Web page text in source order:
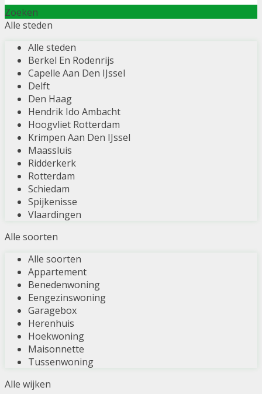
Zoeken
Alle steden
Alle steden
Berkel En Rodenrijs
Capelle Aan Den IJssel
Delft
Den Haag
Hendrik Ido Ambacht
Hoogvliet Rotterdam
Krimpen Aan Den IJssel
Maassluis
Ridderkerk
Rotterdam
Schiedam
Spijkenisse
Vlaardingen
Alle soorten
Alle soorten
Appartement
Benedenwoning
Eengezinswoning
Garagebox
Herenhuis
Hoekwoning
Maisonnette
Tussenwoning
Alle wijken